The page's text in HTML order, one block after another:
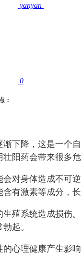
yanyan
0
：
下降，这是一个
阳药会带来很多危
对身体造成不可
有激素等成分，
殖系统造成损伤
起。
心理健康产生影